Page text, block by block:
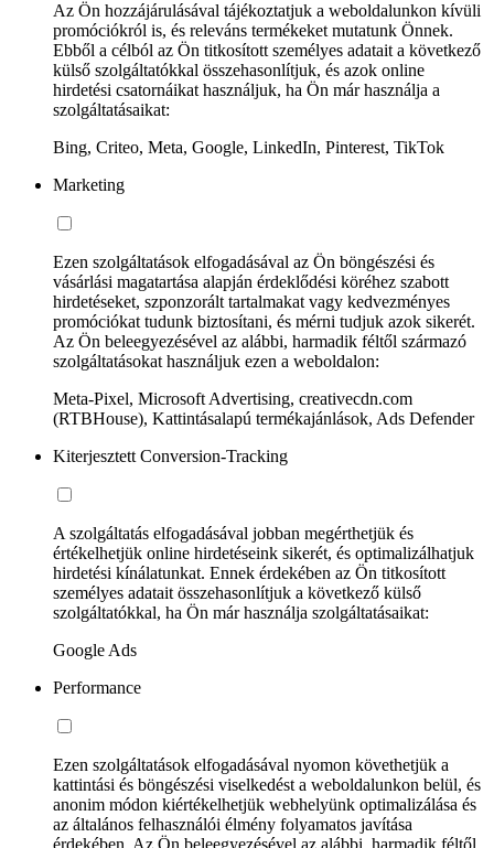
Az Ön hozzájárulásával tájékoztatjuk a weboldalunkon kívüli
promóciókról is, és releváns termékeket mutatunk Önnek.
Ebből a célból az Ön titkosított személyes adatait a következő
külső szolgáltatókkal összehasonlítjuk, és azok online
hirdetési csatornáikat használjuk, ha Ön már használja a
szolgáltatásaikat:
Bing, Criteo, Meta, Google, LinkedIn, Pinterest, TikTok
Marketing
Ezen szolgáltatások elfogadásával az Ön böngészési és
vásárlási magatartása alapján érdeklődési köréhez szabott
hirdetéseket, szponzorált tartalmakat vagy kedvezményes
promóciókat tudunk biztosítani, és mérni tudjuk azok sikerét.
Az Ön beleegyezésével az alábbi, harmadik féltől származó
szolgáltatásokat használjuk ezen a weboldalon:
Meta-Pixel, Microsoft Advertising, creativecdn.com
(RTBHouse), Kattintásalapú termékajánlások, Ads Defender
Kiterjesztett Conversion-Tracking
A szolgáltatás elfogadásával jobban megérthetjük és
értékelhetjük online hirdetéseink sikerét, és optimalizálhatjuk
hirdetési kínálatunkat. Ennek érdekében az Ön titkosított
személyes adatait összehasonlítjuk a következő külső
szolgáltatókkal, ha Ön már használja szolgáltatásaikat:
Google Ads
Performance
Ezen szolgáltatások elfogadásával nyomon követhetjük a
kattintási és böngészési viselkedést a weboldalunkon belül, és
anonim módon kiértékelhetjük webhelyünk optimalizálása és
az általános felhasználói élmény folyamatos javítása